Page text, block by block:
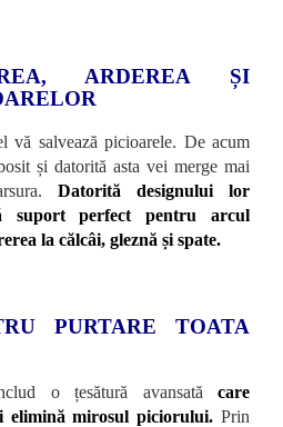
ARDEREA ȘI
vă salvează picioarele. De acum
și datorită asta vei merge mai
Datorită designului lor
suport perfect pentru arcul
la călcâi, gleznă și spate.
PURTARE TOATA
o țesătură avansată care
elimină mirosul piciorului. Prin